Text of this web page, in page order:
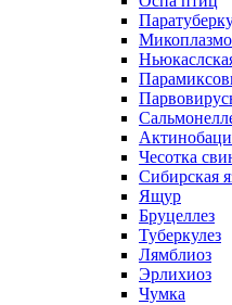
Чесотка
Сибирская
Ящур
Бруцеллез
Туберкулез
Лямблиоз
Эрлихиоз
Чумка